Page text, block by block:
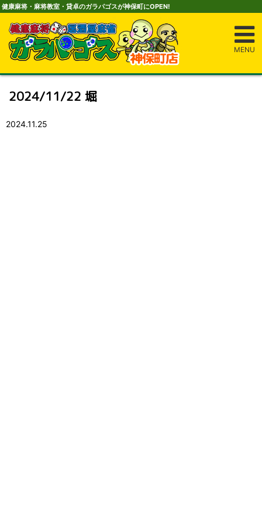
健康麻将・麻将教室・貸卓のガラパゴスが神保町にOPEN!
MENU
2024/11/22 堀
2024.11.25